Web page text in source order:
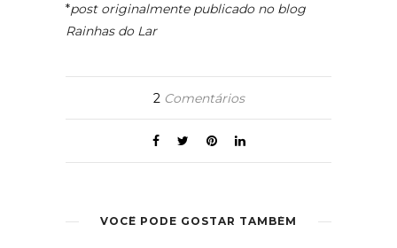
*post originalmente publicado no blog
Rainhas do Lar
2Comentários
VOCÊ PODE GOSTAR TAMBÉM